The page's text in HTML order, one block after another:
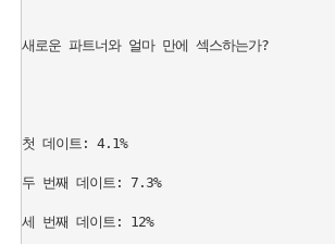
새로운 파트너와 얼마 만에 섹스하는가?
첫 데이트: 4.1%
두 번째 데이트: 7.3%
세 번째 데이트: 12%